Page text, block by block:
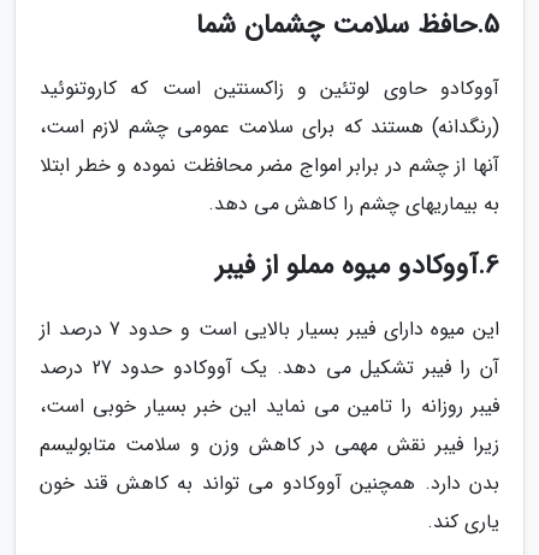
5.حافظ سلامت چشمان شما
آووکادو حاوی لوتئین و زاکسنتین است که کاروتنوئید
(رنگدانه) هستند که برای سلامت عمومی چشم لازم است،
آنها از چشم در برابر امواج مضر محافظت نموده و خطر ابتلا
به بیماریهای چشم را کاهش می دهد.
6.آووکادو میوه مملو از فیبر
این میوه دارای فیبر بسیار بالایی است و حدود 7 درصد از
آن را فیبر تشکیل می دهد. یک آووکادو حدود 27 درصد
فیبر روزانه را تامین می نماید این خبر بسیار خوبی است،
زیرا فیبر نقش مهمی در کاهش وزن و سلامت متابولیسم
بدن دارد. همچنین آووکادو می تواند به کاهش قند خون
یاری کند.